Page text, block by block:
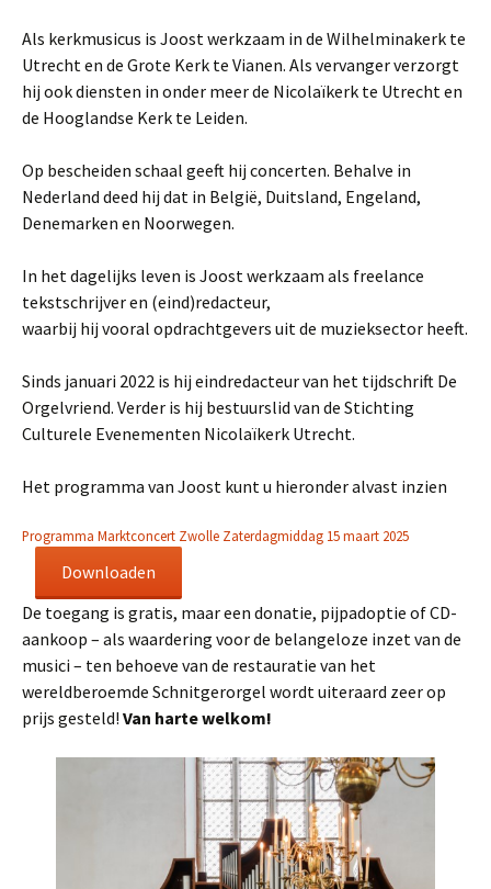
Als kerkmusicus is Joost werkzaam in de Wilhelminakerk te
Utrecht en de Grote Kerk te Vianen. Als vervanger verzorgt
hij ook diensten in onder meer de Nicolaïkerk te Utrecht en
de Hooglandse Kerk te Leiden.
Op bescheiden schaal geeft hij concerten. Behalve in
Nederland deed hij dat in België, Duitsland, Engeland,
Denemarken en Noorwegen.
In het dagelijks leven is Joost werkzaam als freelance
tekstschrijver en (eind)redacteur,
waarbij hij vooral opdrachtgevers uit de muzieksector heeft.
Sinds januari 2022 is hij eindredacteur van het tijdschrift De
Orgelvriend. Verder is hij bestuurslid van de Stichting
Culturele Evenementen Nicolaïkerk Utrecht.
Het programma van Joost kunt u hieronder alvast inzien
Programma Marktconcert Zwolle Zaterdagmiddag 15 maart 2025
Downloaden
De toegang is gratis, maar een donatie, pijpadoptie of CD-
aankoop – als waardering voor de belangeloze inzet van de
musici – ten behoeve van de restauratie van het
wereldberoemde Schnitgerorgel wordt uiteraard zeer op
prijs gesteld! Van harte welkom!